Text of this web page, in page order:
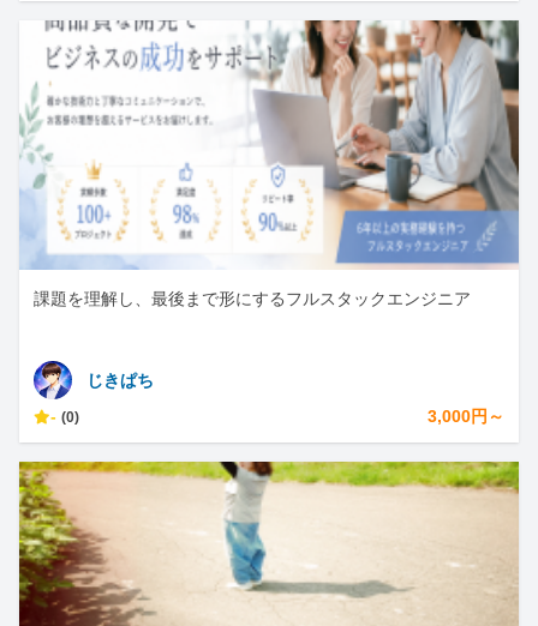
課題を理解し、最後まで形にするフルスタックエンジニア
じきぱち
- (0) 3,000円～